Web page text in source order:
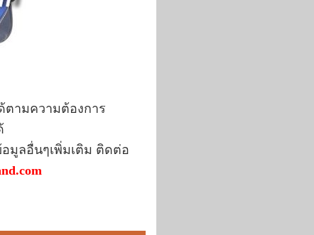
ตามความต้องการ
มูลอื่นๆเพิ่มเติม ติดต่อ